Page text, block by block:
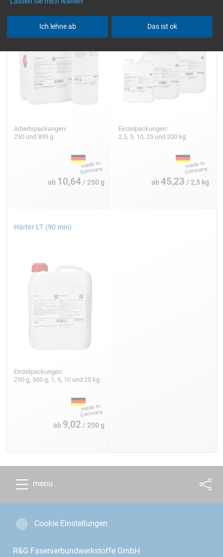
Arbeitspackungen:
250 und 895 g
ab 10,64/ 250 g
Einzelpackungen:
2,5, 5, 10, 25 und 200 kg
ab45,23 / 2,5 kg
Härter LT (90 min)
Einzelpackungen:
250 g, 500 g, 1, 5, 10 und 25 kg
ab 9,02 / 250 g
menu
Cookie Einstellungen
R&G Faserverbundwerkstoffe GmbH
Ich lehne ab Das ist ok